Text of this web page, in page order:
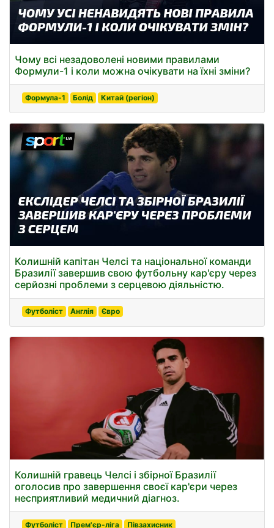
Чому всі незадоволені новими правилами
Формули-1 і коли можна очікувати на їхні зміни?
Формула-1 Болід Китай (регіон)
Колишній капітан Челсі та національної команди
Бразилії завершив свою футбольну кар'єру через
серйозні проблеми з серцевою діяльністю.
Футболіст Англія Євро
Колишній гравець Челсі і збірної Бразилії
оголосив про завершення своєї кар'єри через
несприятливий медичний діагноз.
Футболіст Прем'єр-ліга Півзахисник